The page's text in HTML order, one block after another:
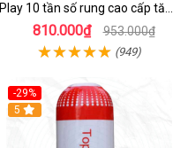
Play 10 tần số rung cao cấp tăng
khoái cảm
810.000₫ 953.000₫
(949)
-29%
5